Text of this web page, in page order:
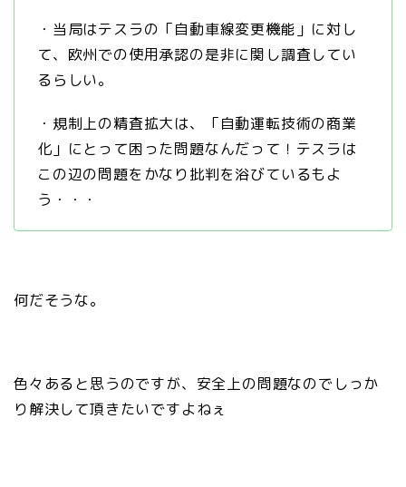
・当局はテスラの「自動車線変更機能」に対し
て、欧州での使用承認の是非に関し調査してい
るらしい。
・規制上の精査拡大は、「自動運転技術の商業
化」にとって困った問題なんだって！テスラは
この辺の問題をかなり批判を浴びているもよ
う・・・
何だそうな。
色々あると思うのですが、安全上の問題なのでしっか
り解決して頂きたいですよねぇ